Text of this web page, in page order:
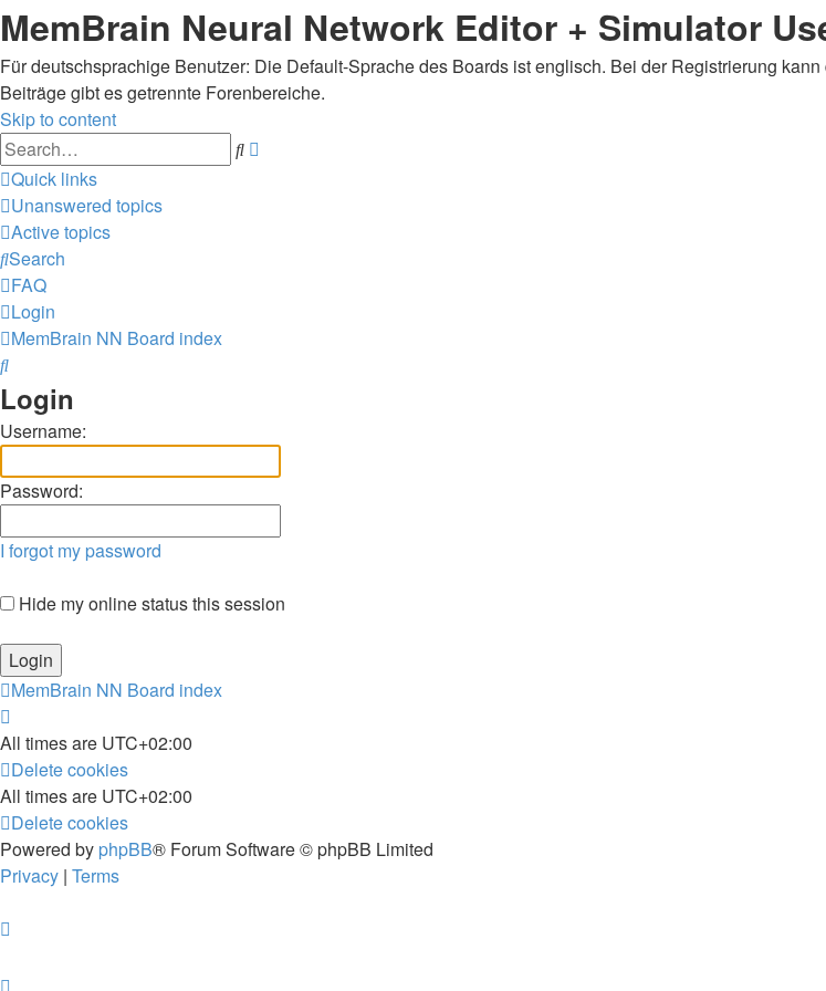
MemBrain Neural Network Editor + Simulator
Für deutschsprachige Benutzer: Die Default-Sprache des Boards ist englisch. Bei der Registrierung
Beiträge gibt es getrennte Forenbereiche.
Skip to content
Search
Quick links
Unanswered topics
Active topics
Search
FAQ
Login
MemBrain NN Board index
Search
Login
Username:
Password:
I forgot my password
Hide my online status this session
MemBrain NN Board index
All times are UTC+02:00
Delete cookies
All times are UTC+02:00
Delete cookies
Powered by phpBB® Forum Software © phpBB Limited
Privacy | Terms